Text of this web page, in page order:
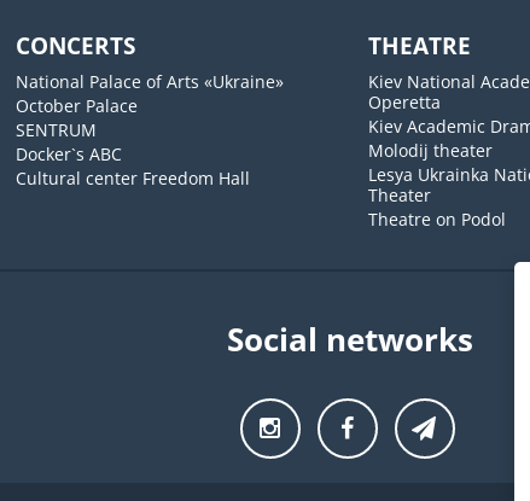
CONCERTS
National Palace of Arts «Ukraine»
October Palace
SENTRUM
Docker`s ABC
Cultural center Freedom Hall
THEATRE
Kiev National
Operetta
Kiev Academic
Molodij theater
Lesya Ukrainka
Theater
Theatre on Podol
Social networks